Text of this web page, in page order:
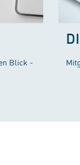
Blick -